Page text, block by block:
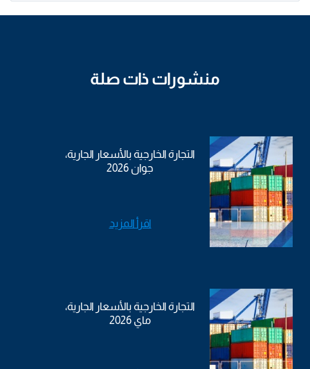
منشورات ذات صلة
التجارة الخارجية بالأسعار الجارية،
جوان 2026
اقرأ المزيد
التجارة الخارجية بالأسعار الجارية،
ماي 2026